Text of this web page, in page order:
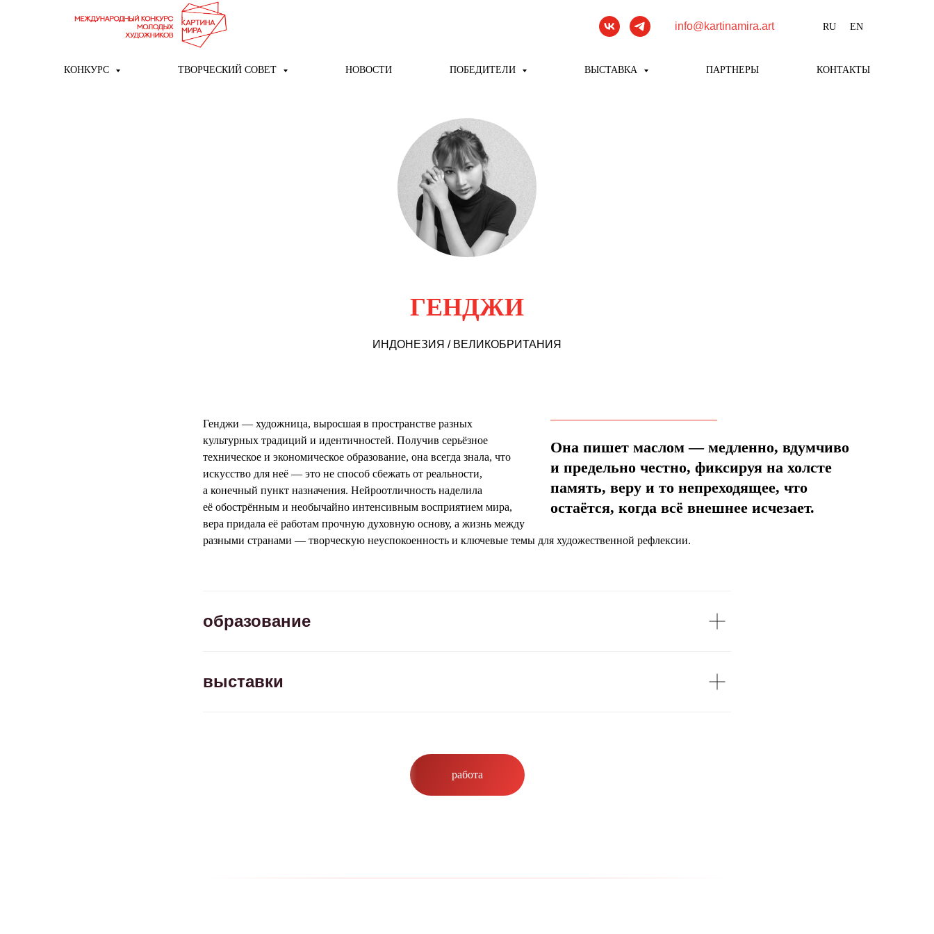
info@kartinamira.art RU EN
КОНКУРС ТВОРЧЕСКИЙ СОВЕТ НОВОСТИ ПОБЕДИТЕЛИ ВЫСТАВКА ПАРТНЕРЫ КОНТАКТЫ
ГЕНДЖИ
ИНДОНЕЗИЯ / ВЕЛИКОБРИТАНИЯ
Она пишет маслом — медленно, вдумчиво
и предельно честно, фиксируя на холсте
память, веру и то непреходящее, что
остаётся, когда всё внешнее исчезает.
Генджи — художница, выросшая в пространстве разных
культурных традиций и идентичностей. Получив серьёзное
техническое и экономическое образование, она всегда знала, что
искусство для неё — это не способ сбежать от реальности,
а конечный пункт назначения. Нейроотличность наделила
её обострённым и необычайно интенсивным восприятием мира,
вера придала её работам прочную духовную основу, а жизнь между
разными странами — творческую неуспокоенность и ключевые темы для художественной рефлексии.
образование
выставки
работа